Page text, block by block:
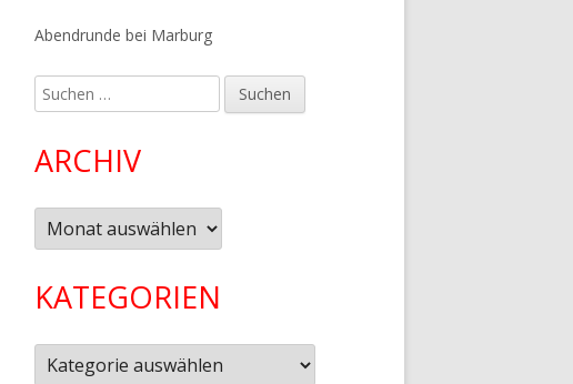
Abendrunde bei Marburg
Suchen
nach:
ARCHIV
Archiv
KATEGORIEN
Kategorien